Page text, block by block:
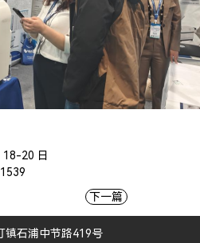
18-20 日
下一篇
镇石浦中节路419号